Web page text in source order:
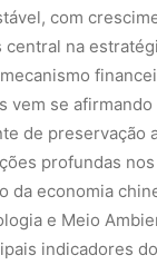
com
central na
vem se afirmando
de preservação
profundas
da economia
e Meio
indicadores